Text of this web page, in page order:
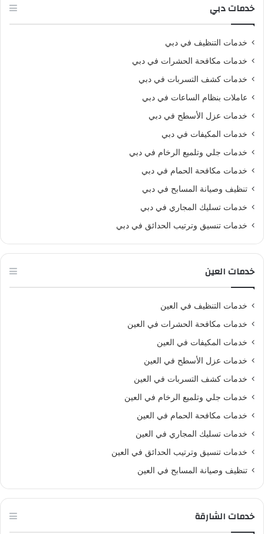
خدمات دبي
خدمات التنظيف في دبي
خدمات مكافحة الحشرات في دبي
خدمات كشف التسربات في دبي
عاملات بنظام الساعات في دبي
خدمات عزل الأسطح في دبي
خدمات المكيفات في دبي
خدمات جلي وتلميع الرخام في دبي
خدمات مكافحة الحمام في دبي
تنظيف وصيانة المسابح في دبي
خدمات تسليك المجاري في دبي
خدمات تنسيق وترتيب الحدائق في دبي
خدمات العين
خدمات التنظيف في العين
خدمات مكافحة الحشرات في العين
خدمات المكيفات في العين
خدمات عزل الأسطح في العين
خدمات كشف التسربات في العين
خدمات جلي وتلميع الرخام في العين
خدمات مكافحة الحمام في العين
خدمات تسليك المجاري في العين
خدمات تنسيق وترتيب الحدائق في العين
تنظيف وصيانة المسابح في العين
خدمات الشارقة